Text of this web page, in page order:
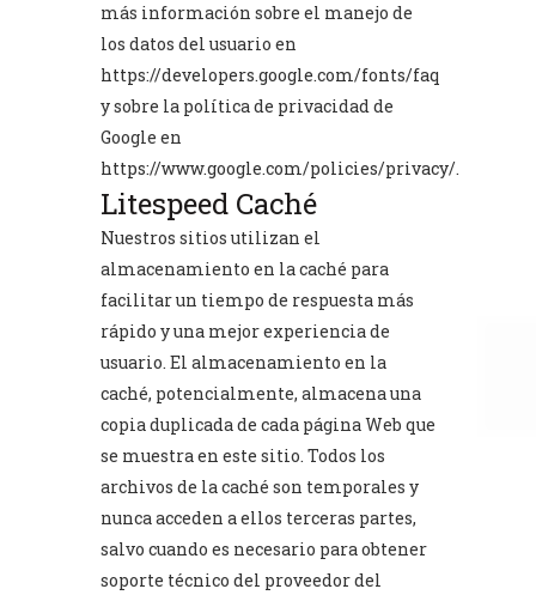
más información sobre el manejo de
los datos del usuario en
https://developers.google.com/fonts/faq
y sobre la política de privacidad de
Google en
https://www.google.com/policies/privacy/.
Litespeed Caché
Nuestros sitios utilizan el
almacenamiento en la caché para
facilitar un tiempo de respuesta más
rápido y una mejor experiencia de
usuario. El almacenamiento en la
caché, potencialmente, almacena una
copia duplicada de cada página Web que
se muestra en este sitio. Todos los
archivos de la caché son temporales y
nunca acceden a ellos terceras partes,
salvo cuando es necesario para obtener
soporte técnico del proveedor del